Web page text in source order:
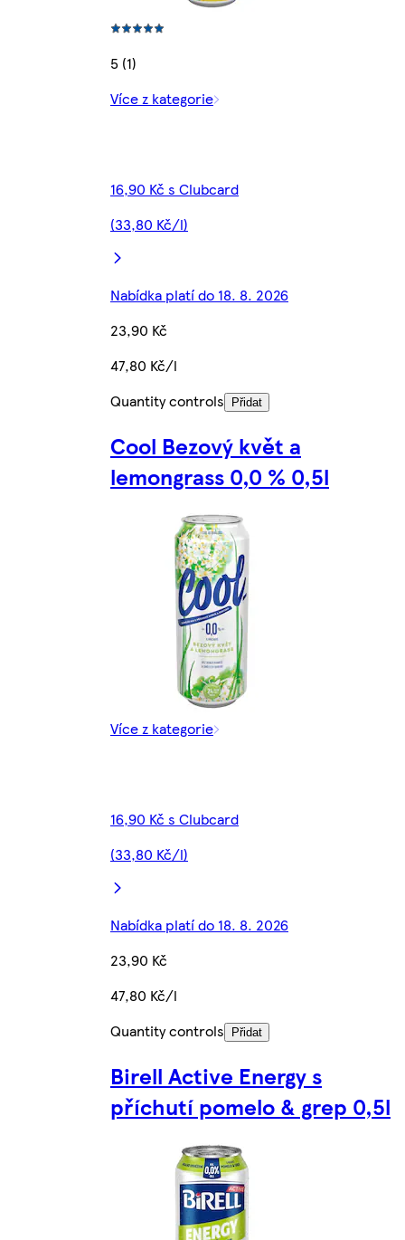
5 (1)
Více z kategorie
16,90 Kč s Clubcard
(33,80 Kč/l)
Nabídka platí do 18. 8. 2026
23,90 Kč
47,80 Kč/l
Quantity controls
Přidat
Cool Bezový květ a
lemongrass 0,0 % 0,5l
Více z kategorie
16,90 Kč s Clubcard
(33,80 Kč/l)
Nabídka platí do 18. 8. 2026
23,90 Kč
47,80 Kč/l
Quantity controls
Přidat
Birell Active Energy s
příchutí pomelo & grep 0,5l